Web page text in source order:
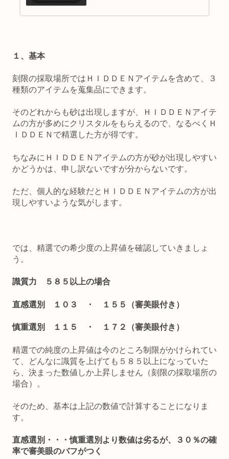
１、基本
刻限の採取場所ではＨＩＤＤＥＮアイテムを含めて、３
種類のアイテムを蒐集品にできます。
そのどれからも砂は出現しますが、ＨＩＤＤＥＮアイテ
ムの方が多めにクリスタルをもらえるので、なるべくＨ
ＩＤＤＥＮで精選した方が得です。
ちなみにＨＩＤＤＥＮアイテムの方が砂が出現しやすい
かどうかは、申し訳ないですが分からないです。
ただ、個人的な経験だとＨＩＤＤＥＮアイテムの方が出
現しやすいような気がします。
では、精選での希少度の上昇値を確認していきましょ
う。
識質力 ５８５以上の場合
直感選別 １０３ ・ １５５（審美眼付き）
慎重選別 １１５ ・ １７２（審美眼付き）
精選での純度の上昇値は今のところ制限がかけられてい
て、どんなに識質を上げても５８５以上になっていた
ら、決まった数値しか上昇しません（刻限の採取場所の
場合）。
そのため、基本は上記の数値で計算することになりま
す。
直感選別・・・慎重選別より数値は劣るが、３０％の確
率で審美眼のバフがつく